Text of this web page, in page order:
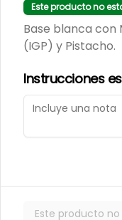
Redes sociales
Instagram
Mi cuenta
Iniciar sesión
Este producto no
Base blanca con
(IGP) y Pistacho.
Instrucciones
Este producto